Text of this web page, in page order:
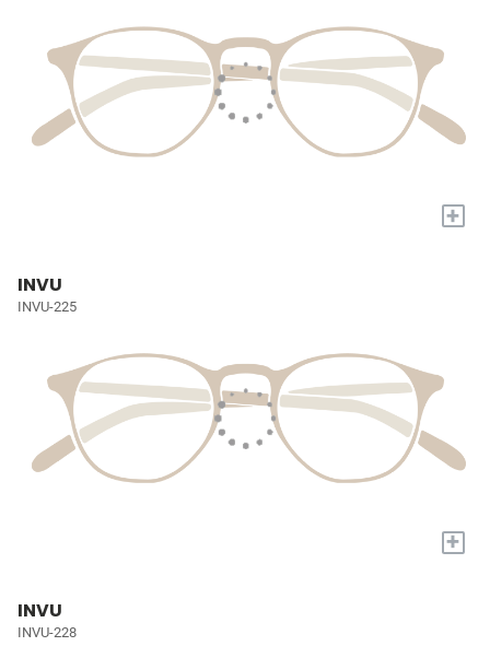
+
INVU
INVU-225
+
INVU
INVU-228